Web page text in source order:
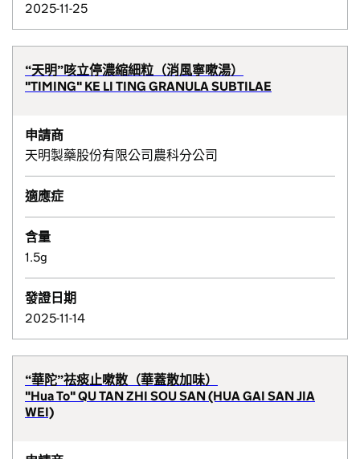
2025-11-25
“天明”咳立停濃縮細粒（消風寧嗽湯）
"TIMING" KE LI TING GRANULA SUBTILAE
申請商
天明製藥股份有限公司農科分公司
適應症
含量
1.5g
發證日期
2025-11-14
“華陀”祛痰止嗽散（華蓋散加味）
"Hua To" QU TAN ZHI SOU SAN (HUA GAI SAN JIA
WEI)